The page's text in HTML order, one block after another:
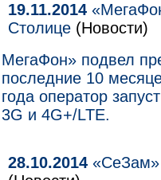
19.11.2014
Столице (Новости)
МегаФон» подвел
последние 10
года оператор
3G и 4G+/LTE.
28.10.2014 «СеЗам»